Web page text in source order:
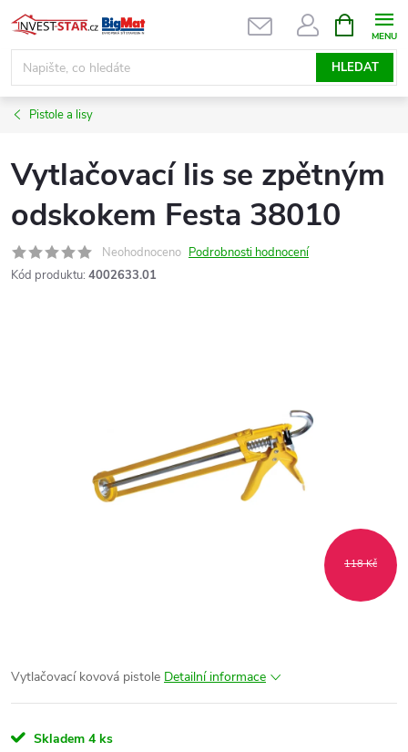
Přejít
na
obsah
HLEDAT
NÁKUPNÍ
KOŠÍK
Pistole a lisy
Vytlačovací lis se zpětným
odskokem Festa 38010
Neohodnoceno Podrobnosti hodnocení
Kód produktu: 4002633.01
118 Kč
Vytlačovací kovová pistole Detailní informace
Skladem 4 ks